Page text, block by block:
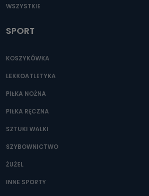
WSZYSTKIE
SPORT
KOSZYKÓWKA
LEKKOATLETYKA
PIŁKA NOŻNA
PIŁKA RĘCZNA
SZTUKI WALKI
SZYBOWNICTWO
ŻUŻEL
INNE SPORTY